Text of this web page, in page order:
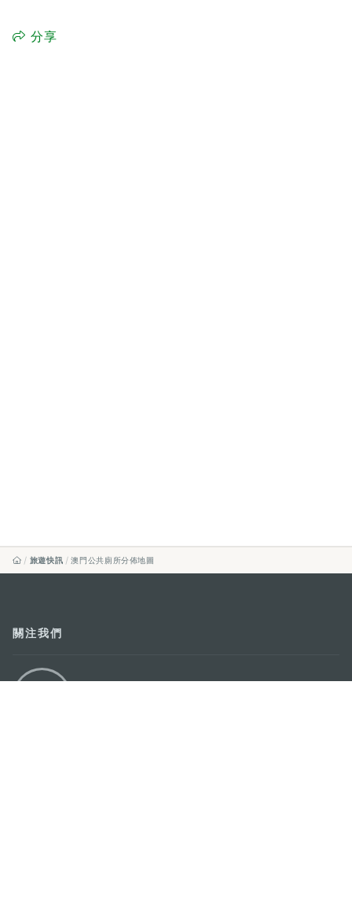
分享
旅遊快訊 澳門公共廁所分佈地圖
關注我們